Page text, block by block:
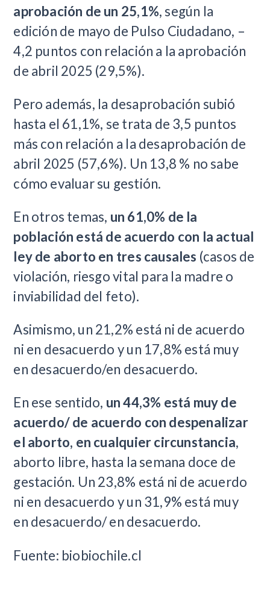
aprobación de un 25,1%, según la
edición de mayo de Pulso Ciudadano, –
4,2 puntos con relación a la aprobación
de abril 2025 (29,5%).
Pero además, la desaprobación subió
hasta el 61,1%, se trata de 3,5 puntos
más con relación a la desaprobación de
abril 2025 (57,6%). Un 13,8 % no sabe
cómo evaluar su gestión.
En otros temas, un 61,0% de la
población está de acuerdo con la actual
ley de aborto en tres causales (casos de
violación, riesgo vital para la madre o
inviabilidad del feto).
Asimismo, un 21,2% está ni de acuerdo
ni en desacuerdo y un 17,8% está muy
en desacuerdo/en desacuerdo.
En ese sentido, un 44,3% está muy de
acuerdo/ de acuerdo con despenalizar
el aborto, en cualquier circunstancia,
aborto libre, hasta la semana doce de
gestación. Un 23,8% está ni de acuerdo
ni en desacuerdo y un 31,9% está muy
en desacuerdo/ en desacuerdo.
Fuente: biobiochile.cl